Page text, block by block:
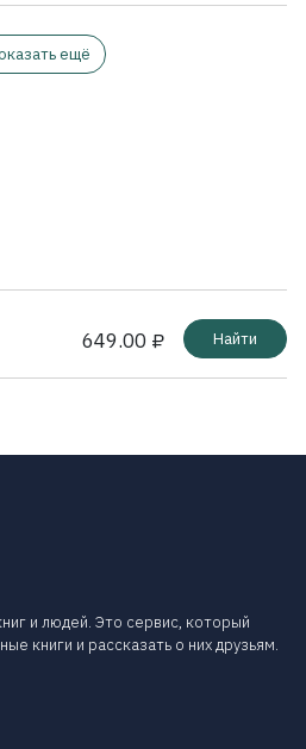
ещё
649.00 ₽ Найти
и людей. Это сервис, который
книги и рассказать о них друзьям.